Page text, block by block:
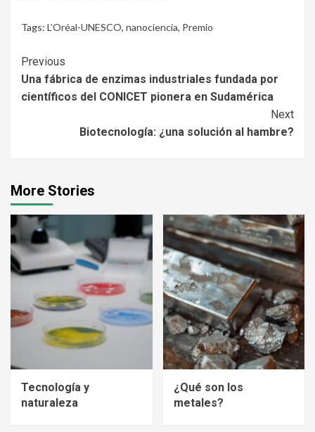
Tags: L’Oréal-UNESCO, nanociencia, Premio
Continue
Reading
Previous
Una fábrica de enzimas industriales fundada por
científicos del CONICET pionera en Sudamérica
Next
Biotecnología: ¿una solución al hambre?
More Stories
Tecnología y
naturaleza
¿Qué son los
metales?